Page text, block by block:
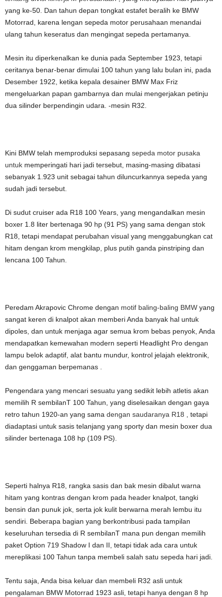
yang ke-50. Dan tahun depan tongkat estafet beralih ke BMW
Motorrad, karena lengan sepeda motor perusahaan menandai
ulang tahun keseratus dan mengingat sepeda pertamanya.
Mesin itu diperkenalkan ke dunia pada September 1923, tetapi
ceritanya benar-benar dimulai 100 tahun yang lalu bulan ini, pada
Desember 1922, ketika kepala desainer BMW Max Friz
mengeluarkan papan gambarnya dan mulai mengerjakan petinju
dua silinder berpendingin udara. -mesin R32.
Kini BMW telah memproduksi sepasang sepeda motor pusaka
untuk memperingati hari jadi tersebut, masing-masing dibatasi
sebanyak 1.923 unit sebagai tahun diluncurkannya sepeda yang
sudah jadi tersebut.
Di sudut cruiser ada R18 100 Years, yang mengandalkan mesin
boxer 1.8 liter bertenaga 90 hp (91 PS) yang sama dengan stok
R18, tetapi mendapat perubahan visual yang menggabungkan cat
hitam dengan krom mengkilap, plus putih ganda pinstriping dan
lencana 100 Tahun.
Peredam Akrapovic Chrome dengan motif baling-baling BMW yang
sangat keren di knalpot akan memberi Anda banyak hal untuk
dipoles, dan untuk menjaga agar semua krom bebas penyok, Anda
mendapatkan kemewahan modern seperti Headlight Pro dengan
lampu belok adaptif, alat bantu mundur, kontrol jelajah elektronik,
dan genggaman berpemanas .
Pengendara yang mencari sesuatu yang sedikit lebih atletis akan
memilih R sembilanT 100 Tahun, yang diselesaikan dengan gaya
retro tahun 1920-an yang sama dengan saudaranya R18 , tetapi
diadaptasi untuk sasis telanjang yang sporty dan mesin boxer dua
silinder bertenaga 108 hp (109 PS).
Seperti halnya R18, rangka sasis dan bak mesin dibalut warna
hitam yang kontras dengan krom pada header knalpot, tangki
bensin dan punuk jok, serta jok kulit berwarna merah lembu itu
sendiri. Beberapa bagian yang berkontribusi pada tampilan
keseluruhan tersedia di R sembilanT mana pun dengan memilih
paket Option 719 Shadow I dan II, tetapi tidak ada cara untuk
mereplikasi 100 Tahun tanpa membeli salah satu sepeda hari jadi.
Tentu saja, Anda bisa keluar dan membeli R32 asli untuk
pengalaman BMW Motorrad 1923 asli, tetapi hanya dengan 8 hp